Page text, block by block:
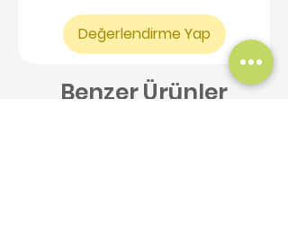
Değerlendirme Yap
Benzer Ürünler